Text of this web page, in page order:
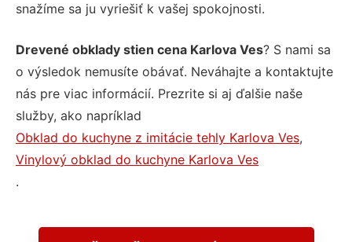
snažíme sa ju vyriešiť k vašej spokojnosti.
Drevené obklady stien cena Karlova Ves? S nami sa
o výsledok nemusíte obávať. Neváhajte a kontaktujte
nás pre viac informácií. Prezrite si aj ďalšie naše
služby, ako napríklad
Obklad do kuchyne z imitácie tehly Karlova Ves,
Vinylový obklad do kuchyne Karlova Ves
.